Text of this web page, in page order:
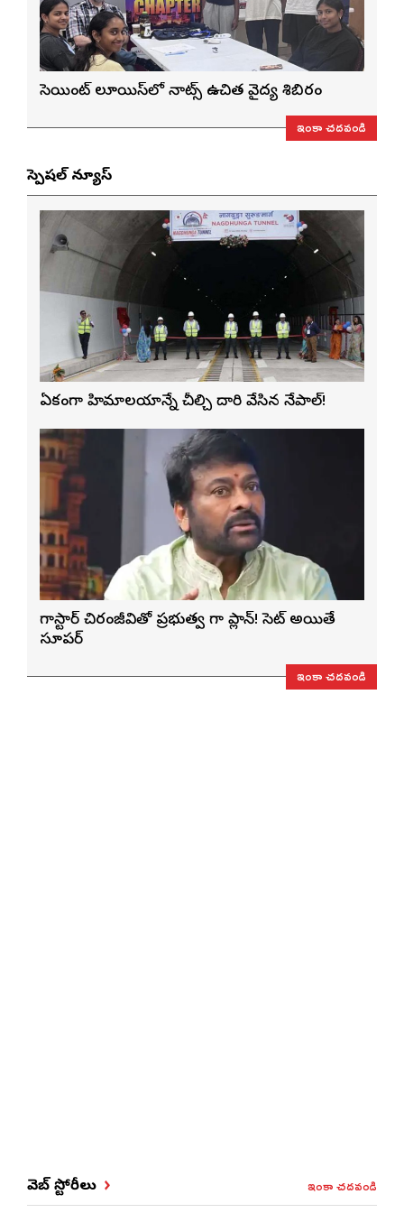
సెయింట్ లూయిస్‌లో నాట్స్ ఉచిత వైద్య శిబిరం
ఇంకా చదవండి
స్పెషల్ న్యూస్
ఏకంగా హిమాలయాన్నే చీల్చి దారి వేసిన నేపాల్!
మెగాస్టార్ చిరంజీవితో ప్రభుత్వ మెగా ప్లాన్! సెట్ అయితే
సూపర్
ఇంకా చదవండి
వెబ్ స్టోరీలు ఇంకా చదవండి